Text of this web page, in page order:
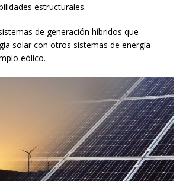
estructurales.
de generación híbridos que
solar con otros sistemas de energía
eólico.